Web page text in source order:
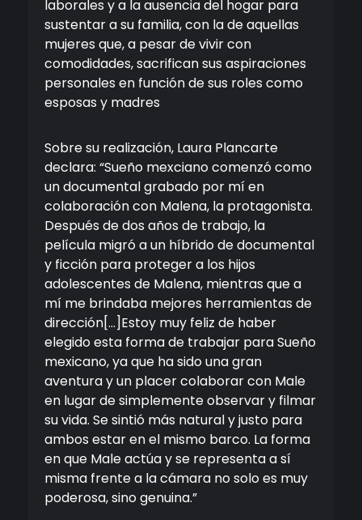
laborales y a la ausencia del hogar para
sustentar a su familia, con la de aquellas
mujeres que, a pesar de vivir con
comodidades, sacrifican sus aspiraciones
personales en función de sus roles como
esposas y madres
Sobre su realización, Laura Plancarte
declara: “Sueño mexciano comenzó como
un documental grabado por mí en
colaboración con Malena, la protagonista.
Después de dos años de trabajo, la
película migró a un híbrido de documental
y ficción para proteger a los hijos
adolescentes de Malena, mientras que a
mí me brindaba mejores herramientas de
dirección[…]Estoy muy feliz de haber
elegido esta forma de trabajar para Sueño
mexicano, ya que ha sido una gran
aventura y un placer colaborar con Male
en lugar de simplemente observar y filmar
su vida. Se sintió más natural y justo para
ambos estar en el mismo barco. La forma
en que Male actúa y se representa a sí
misma frente a la cámara no solo es muy
poderosa, sino genuina.”